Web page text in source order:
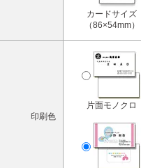
カードサイズ
（86×54mm）
印刷色
片面モノクロ